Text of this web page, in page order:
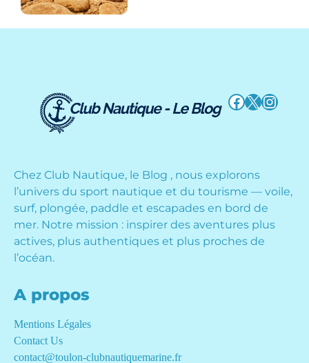
Facebook
X
Chez Club Nautique, le Blog , nous explorons
l’univers du sport nautique et du tourisme — voile,
surf, plongée, paddle et escapades en bord de
mer. Notre mission : inspirer des aventures plus
actives, plus authentiques et plus proches de
l’océan.
A propos
Mentions Légales
Contact Us
contact@toulon-clubnautiquemarine.fr